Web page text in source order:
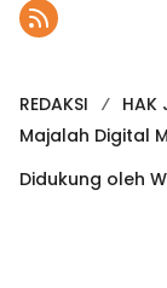
REDAKSI HAK
Majalah Digital
Didukung oleh